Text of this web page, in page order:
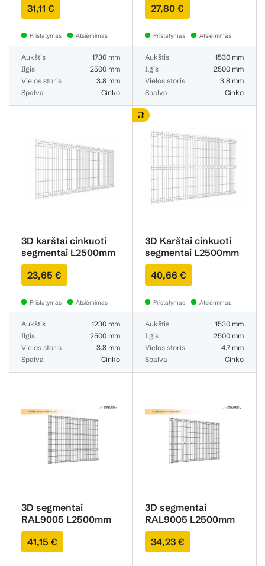
31,11 €
Pristatymas Atsiėmimas
Aukštis
1730 mm
Ilgis
2500 mm
Vielos storis
3.8 mm
Spalva
Cinko
27,80 €
Pristatymas Atsiėmimas
Aukštis
1530 mm
Ilgis
2500 mm
Vielos storis
3.8 mm
Spalva
Cinko
3D karštai cinkuoti
segmentai L2500mm
H1230mm 3.8mm
23,65 €
Pristatymas Atsiėmimas
Aukštis
1230 mm
Ilgis
2500 mm
Vielos storis
3.8 mm
Spalva
Cinko
3D Karštai cinkuoti
segmentai L2500mm
H1530mm 4.7mm
40,66 €
Pristatymas Atsiėmimas
Aukštis
1530 mm
Ilgis
2500 mm
Vielos storis
4.7 mm
Spalva
Cinko
3D segmentai
RAL9005 L2500mm
H2030mm 4.7mm
41,15 €
3D segmentai
RAL9005 L2500mm
H1730mm 4.7mm
34,23 €